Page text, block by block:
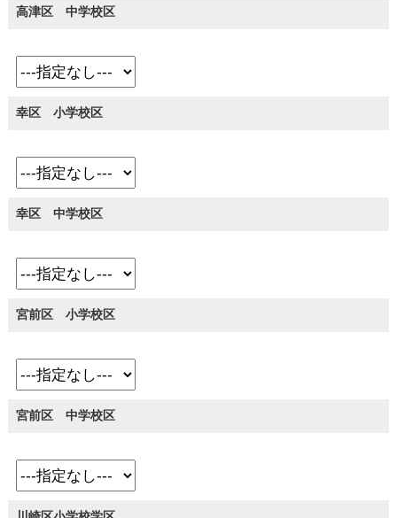
高津区 中学校区
幸区 小学校区
幸区 中学校区
宮前区 小学校区
宮前区 中学校区